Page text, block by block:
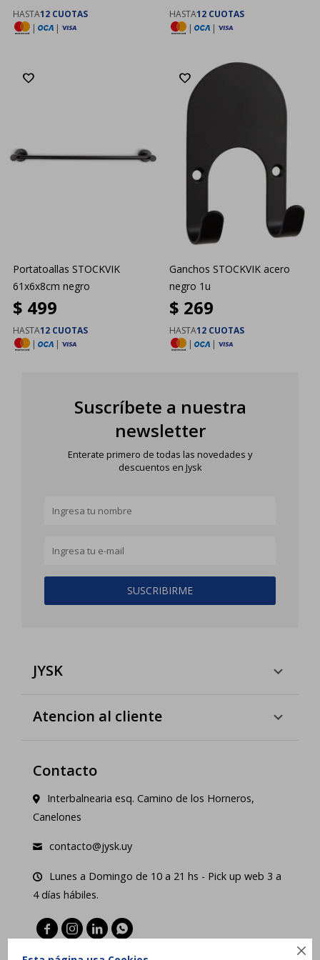

HASTA12 CUOTAS
|
|
HASTA12 CUOTAS
|
|
Portatoallas STOCKVIK
61x6x8cm negro
$ 499
HASTA12 CUOTAS
|
|
Ganchos STOCKVIK acero
negro 1u
$ 269
HASTA12 CUOTAS
|
|
Suscríbete a nuestra
newsletter
Enterate primero de todas las novedades y
descuentos en Jysk
SUSCRIBIRME
JYSK
Atencion al cliente
Contacto
Interbalnearia esq. Camino de los Horneros,
Canelones
contacto@jysk.uy
Lunes a Domingo de 10 a 21 hs - Pick up web 3 a
4 días hábiles.
   